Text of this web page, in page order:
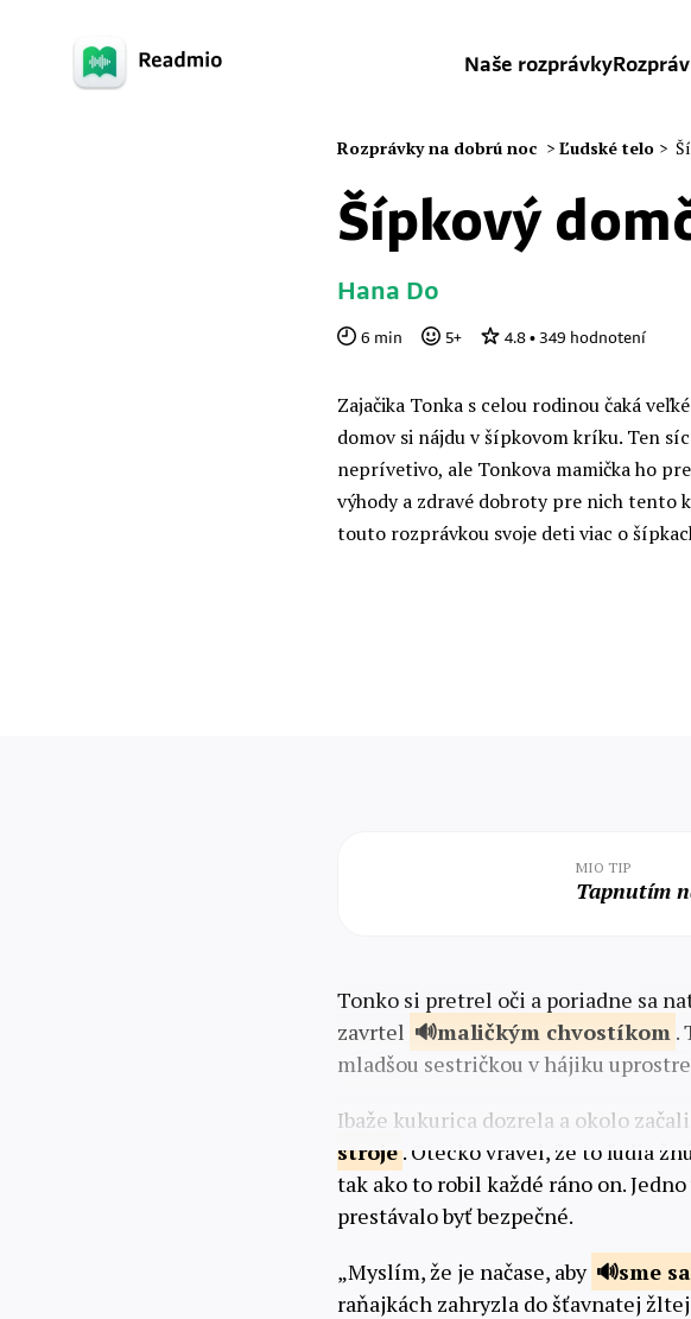
Naše rozprávky
Rozprávky na dobrú noc > Ľudské telo >
Šípkový
Hana Do
6 min 5+ 4.8 • 349 hodnotení
Zajačika Tonka s celou rodinou čaká
domov si nájdu v šípkovom kríku. Ten
neprívetivo, ale Tonkova mamička ho
výhody a zdravé dobroty pre nich tento
touto rozprávkou svoje deti viac o
MIO TIP
Tapnutím
Tonko si pretrel oči a poriadne sa
zavrtel
maličkým chvostíkom .
mladšou sestričkou v hájiku
Ibaže kukurica dozrela a okolo
stroje . Otecko vravel, že to ľudia
tak ako to robil každé ráno on.
prestávalo byť bezpečné.
„Myslím, že je načase, aby
sme sa
raňajkách zahryzla do šťavnatej